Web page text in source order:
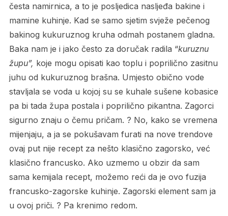
česta namirnica, a to je posljedica nasljeđa bakine i
mamine kuhinje. Kad se samo sjetim svježe pečenog
bakinog kukuruznog kruha odmah postanem gladna.
Baka nam je i jako često za doručak radila “kuruznu
župu”, koje mogu opisati kao toplu i poprilično zasitnu
juhu od kukuruznog brašna. Umjesto obično vode
stavljala se voda u kojoj su se kuhale sušene kobasice
pa bi tada župa postala i poprilično pikantna. Zagorci
sigurno znaju o čemu pričam. ? No, kako se vremena
mijenjaju, a ja se pokušavam furati na nove trendove
ovaj put nije recept za nešto klasično zagorsko, već
klasično francusko. Ako uzmemo u obzir da sam
sama kemijala recept, možemo reći da je ovo fuzija
francusko-zagorske kuhinje. Zagorski element sam ja
u ovoj priči. ? Pa krenimo redom.